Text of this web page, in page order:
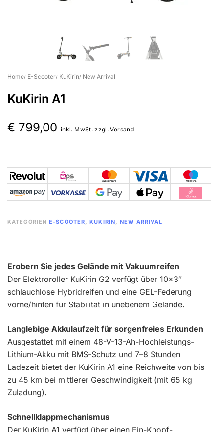
Suchbegriff eingeben & Enter klicken
Home E-Scooter KuKirin New Arrival
KuKirin A1
€ 799,00 inkl. MwSt. zzgl. Versand
KATEGORIEN E-SCOOTER,KUKIRIN,NEW ARRIVAL
Erobern Sie jedes Gelände mit Vakuumreifen
Der Elektroroller KuKirin G2 verfügt über 10×3″
schlauchlose Hybridreifen und eine GEL-Federung
vorne/hinten für Stabilität in unebenem Gelände.
Langlebige Akkulaufzeit für sorgenfreies Erkunden
Ausgestattet mit einem 48-V-13-Ah-Hochleistungs-
Lithium-Akku mit BMS-Schutz und 7–8 Stunden
Ladezeit bietet der KuKirin A1 eine Reichweite von bis
zu 45 km bei mittlerer Geschwindigkeit (mit 65 kg
Zuladung).
Schnellklappmechanismus
Der KuKirin A1 verfügt über einen Ein-Knopf-